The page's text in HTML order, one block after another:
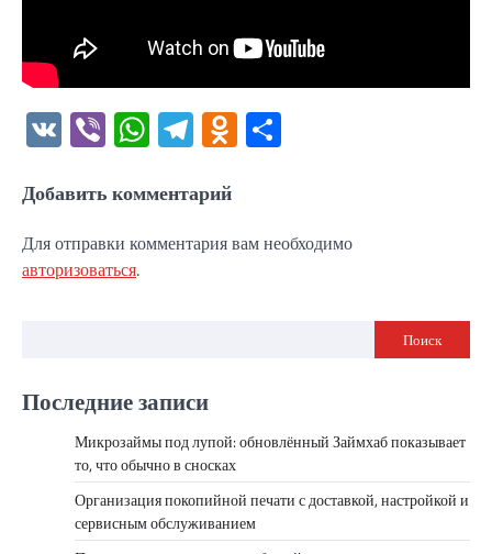
VK ViberWhatsApp
Telegram
Odnoklassniki
Добавить комментарий
Для отправки комментария вам необходимо
авторизоваться.
Поиск
Последние записи
Микрозаймы под лупой: обновлённый Займхаб показывает
то, что обычно в сносках
Организация покопийной печати с доставкой, настройкой и
сервисным обслуживанием